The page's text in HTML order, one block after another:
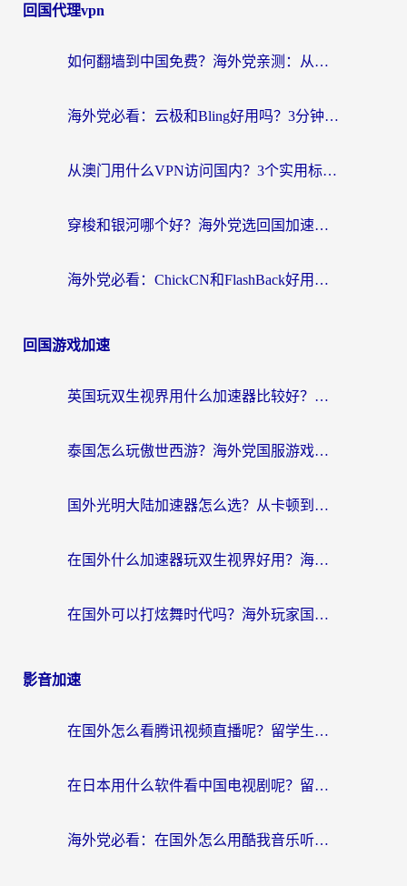
回国代理vpn
如何翻墙到中国免费？海外党亲测：从踩坑到选对加速器的全攻略
海外党必看：云极和Bling好用吗？3分钟教你选对回国加速器
从澳门用什么VPN访问国内？3个实用标准帮你避开坑，无缝刷剧听歌
穿梭和银河哪个好？海外党选回国加速器的避坑指南，附番茄加速器实测体验
海外党必看：ChickCN和FlashBack好用吗？3招教你选对回国加速器（附云极、HomeCN、斧牛vs艾果对比）
回国游戏加速
英国玩双生视界用什么加速器比较好？海外党亲测有效的国服游戏加速方案
泰国怎么玩傲世西游？海外党国服游戏加速终极攻略（附光明大陆量子特攻实测）
国外光明大陆加速器怎么选？从卡顿到丝滑的终极指南（含德国玩走开外星人墨西哥玩俄罗斯方块技巧）
在国外什么加速器玩双生视界好用？海外党亲测不踩坑的终极指南
在国外可以打炫舞时代吗？海外玩家国服游戏加速全攻略（附实测推荐）
影音加速
在国外怎么看腾讯视频直播呢？留学生亲测有效的回国加速指南
在日本用什么软件看中国电视剧呢？留学生亲测有效的回国加速方案
海外党必看：在国外怎么用酷我音乐听音乐？告别“地区不支持”的实用指南